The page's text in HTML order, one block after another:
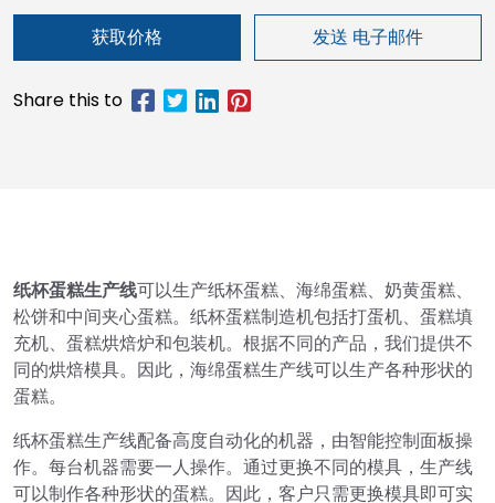
获取价格 发送 电子邮件
纸杯蛋糕生产线可以生产纸杯蛋糕、海绵蛋糕、奶黄蛋糕、
松饼和中间夹心蛋糕。纸杯蛋糕制造机包括打蛋机、蛋糕填
充机、蛋糕烘焙炉和包装机。根据不同的产品，我们提供不
同的烘焙模具。因此，海绵蛋糕生产线可以生产各种形状的
蛋糕。
纸杯蛋糕生产线配备高度自动化的机器，由智能控制面板操
作。每台机器需要一人操作。通过更换不同的模具，生产线
可以制作各种形状的蛋糕。因此，客户只需更换模具即可实